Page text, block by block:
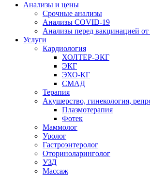
Анализы и цены
Срочные анализы
Анализы COVID-19
Анализы перед вакцинацией
Услуги
Кардиология
ХОЛТЕР-ЭКГ
ЭКГ
ЭХО-КГ
СМАД
Терапия
Акушерство, гинекология,
Плазмотерапия
Фотек
Маммолог
Уролог
Гастроэнтеролог
Оториноларинголог
УЗД
Массаж